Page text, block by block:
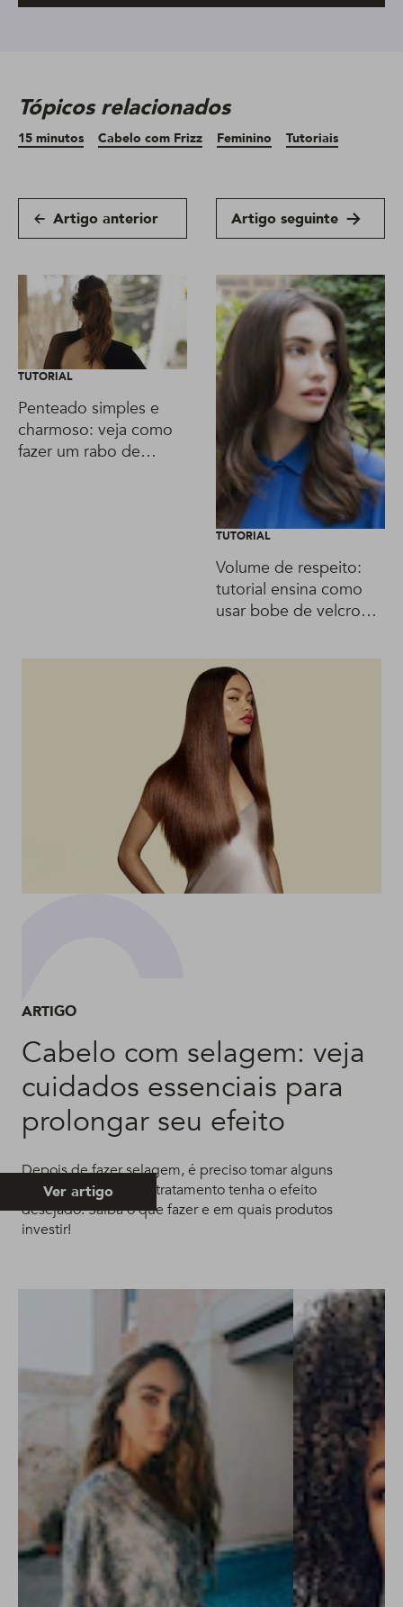
Tópicos relacionados
15 minutos Cabelo com Frizz Feminino Tutoriais
Artigo anterior Artigo seguinte
TUTORIAL
Penteado simples e
charmoso: veja como
fazer um rabo de
TUTORIAL
Volume de respeito:
tutorial ensina como
usar bobe de velcro
ARTIGO
Cabelo com selagem: veja
cuidados essenciais para
prolongar seu efeito
Depois de fazer selagem, é preciso tomar alguns
cuidados para que o tratamento tenha o efeito
desejado. Saiba o que fazer e em quais produtos
investir!
Ver artigo